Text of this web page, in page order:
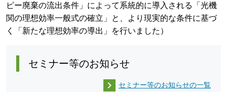
ピー廃棄の流出条件」によって系統的に導入される「光機
関の理想効率一般式の確立」と、より現実的な条件に基づ
く「新たな理想効率の導出」を行いました）
セミナー等のお知らせ
 セミナー等のお知らせの一覧